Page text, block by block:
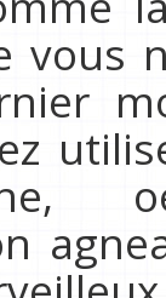
vous